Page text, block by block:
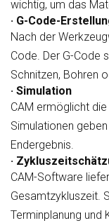
wichtig, um das
· G-Code-
Nach der
Code. Der G-Code
Schnitzen, Bohren
· Simulation
CAM ermöglicht
Simulationen
Endergebnis.
·
CAM-Software
Gesamtzykluszeit.
Terminplanung und